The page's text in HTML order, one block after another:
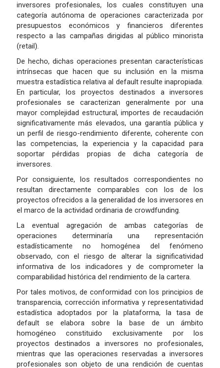
inversores profesionales, los cuales constituyen una
categoría autónoma de operaciones caracterizada por
presupuestos económicos y financieros diferentes
respecto a las campañas dirigidas al público minorista
(retail).
De hecho, dichas operaciones presentan características
intrínsecas que hacen que su inclusión en la misma
muestra estadística relativa al default resulte inapropiada.
En particular, los proyectos destinados a inversores
profesionales se caracterizan generalmente por una
mayor complejidad estructural, importes de recaudación
significativamente más elevados, una garantía pública y
un perfil de riesgo-rendimiento diferente, coherente con
las competencias, la experiencia y la capacidad para
soportar pérdidas propias de dicha categoría de
inversores.
Por consiguiente, los resultados correspondientes no
resultan directamente comparables con los de los
proyectos ofrecidos a la generalidad de los inversores en
el marco de la actividad ordinaria de crowdfunding.
La eventual agregación de ambas categorías de
operaciones determinaría una representación
estadísticamente no homogénea del fenómeno
observado, con el riesgo de alterar la significatividad
informativa de los indicadores y de comprometer la
comparabilidad histórica del rendimiento de la cartera.
Por tales motivos, de conformidad con los principios de
transparencia, corrección informativa y representatividad
estadística adoptados por la plataforma, la tasa de
default se elabora sobre la base de un ámbito
homogéneo constituido exclusivamente por los
proyectos destinados a inversores no profesionales,
mientras que las operaciones reservadas a inversores
profesionales son objeto de una rendición de cuentas